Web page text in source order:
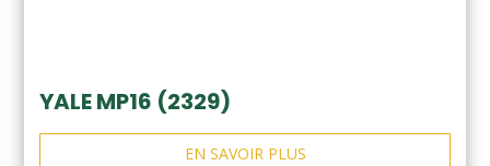
YALE MP16 (2329)
EN SAVOIR PLUS